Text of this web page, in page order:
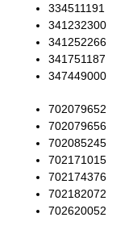
334511191
341232300
341252266
341751187
347449000
702079652
702079656
702085245
702171015
702174376
702182072
702620052